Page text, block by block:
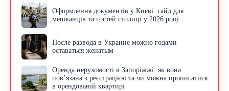
Оформлення документів у Києві: гайд для
мешканців та гостей столиці у 2026 році
После развода в Украине можно годами
оставаться женатым
Оренда нерухомості в Запоріжжі: як вона
пов’язана з реєстрацією та чи можна прописатися
в орендованій квартирі